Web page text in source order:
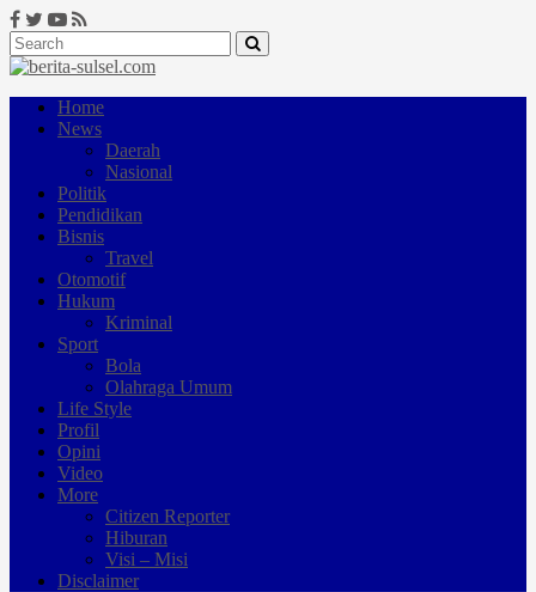
Home
News
Daerah
Nasional
Politik
Pendidikan
Bisnis
Travel
Otomotif
Hukum
Kriminal
Sport
Bola
Olahraga Umum
Life Style
Profil
Opini
Video
More
Citizen Reporter
Hiburan
Visi – Misi
Disclaimer